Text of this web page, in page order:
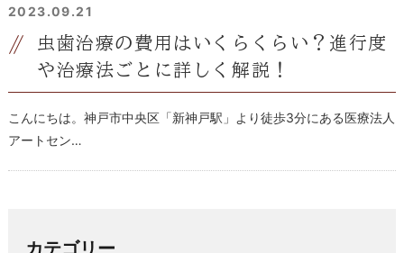
2023.09.21
虫歯治療の費用はいくらくらい？進行度
や治療法ごとに詳しく解説！
こんにちは。神戸市中央区「新神戸駅」より徒歩3分にある医療法人
アートセン…
カテゴリー